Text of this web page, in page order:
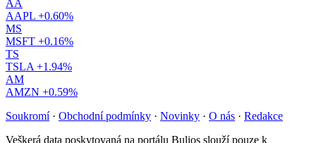
AA
AAPL +0.60%
MS
MSFT +0.16%
TS
TSLA +1.94%
AM
AMZN +0.59%
Soukromí · Obchodní podmínky · Novinky · O nás · Redakce
Veškerá data poskytovaná na portálu Bulios slouží pouze k